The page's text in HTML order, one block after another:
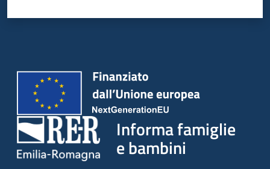
Informa famiglie
e bambini